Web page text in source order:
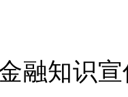
融知识